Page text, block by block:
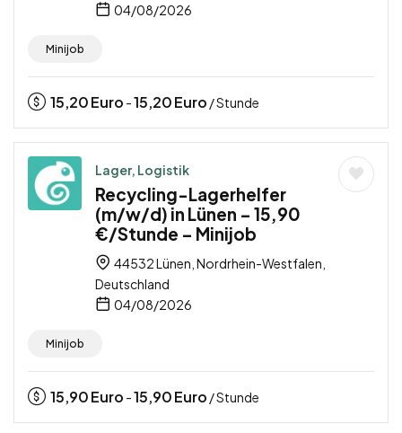
04/08/2026
Minijob
15,20Euro -15,20Euro / Stunde
Lager, Logistik
Recycling-Lagerhelfer
(m/w/d) in Lünen – 15,90
€/Stunde – Minijob
44532 Lünen, Nordrhein-Westfalen,
Deutschland
04/08/2026
Minijob
15,90Euro -15,90Euro / Stunde